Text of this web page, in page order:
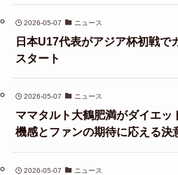
2026-05-07 ニュース
日本U17代表がアジア杯初戦で
スタート
2026-05-07 ニュース
ママタルト大鶴肥満がダイエッ
機感とファンの期待に応える決
2026-05-07 ニュース